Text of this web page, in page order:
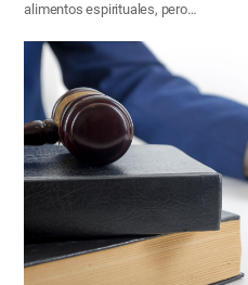
alimentos espirituales, pero…